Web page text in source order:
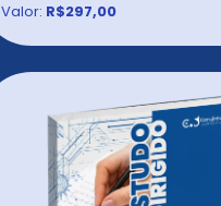
Valor: R$297,00